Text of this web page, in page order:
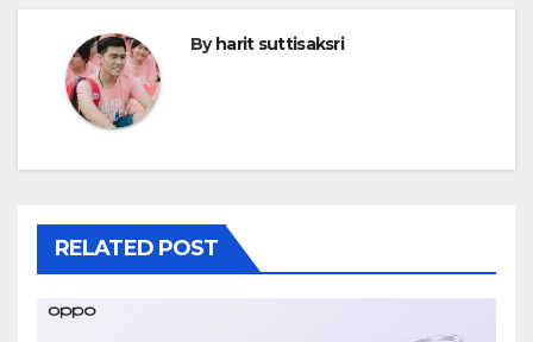
Byharit suttisaksri
RELATED POST